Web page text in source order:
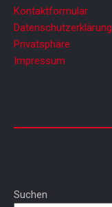
Kontaktformular
Datenschutzerklärung
Privatsphäre
Impressum
Suchen